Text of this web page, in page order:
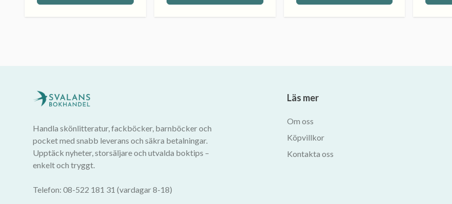
Handla skönlitteratur, fackböcker, barnböcker och
pocket med snabb leverans och säkra betalningar.
Upptäck nyheter, storsäljare och utvalda boktips –
enkelt och tryggt.
Telefon: 08-522 181 31 (vardagar 8-18)
Läs mer
Om oss
Köpvillkor
Kontakta oss